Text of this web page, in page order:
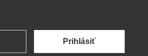
Prihlásiť